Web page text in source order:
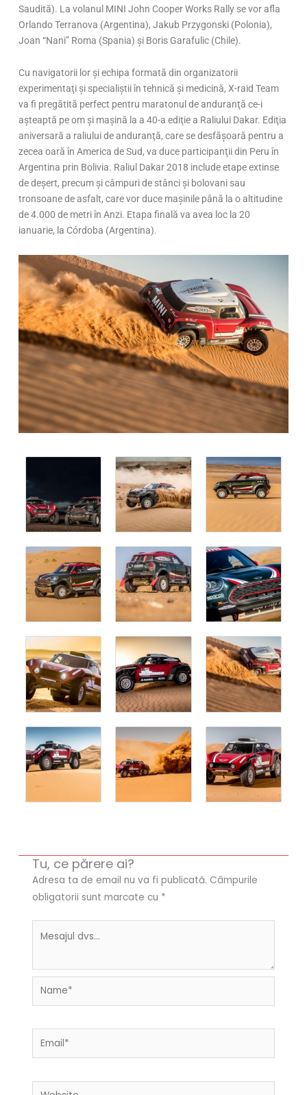
Saudită). La volanul MINI John Cooper Works Rally se vor afla
Orlando Terranova (Argentina), Jakub Przygonski (Polonia),
Joan “Nani” Roma (Spania) şi Boris Garafulic (Chile).
Cu navigatorii lor şi echipa formată din organizatorii
experimentaţi şi specialiştii în tehnică şi medicină, X-raid Team
va fi pregătită perfect pentru maratonul de anduranţă ce-i
aşteaptă pe om şi maşină la a 40-a ediţie a Raliului Dakar. Ediţia
aniversară a raliului de anduranţă, care se desfăşoară pentru a
zecea oară în America de Sud, va duce participanţii din Peru în
Argentina prin Bolivia. Raliul Dakar 2018 include etape extinse
de deşert, precum şi câmpuri de stânci şi bolovani sau
tronsoane de asfalt, care vor duce maşinile până la o altitudine
de 4.000 de metri în Anzi. Etapa finală va avea loc la 20
ianuarie, la Córdoba (Argentina).
Tu, ce părere ai?
Adresa ta de email nu va fi publicată. Câmpurile
obligatorii sunt marcate cu *
Name*
Email*
Website